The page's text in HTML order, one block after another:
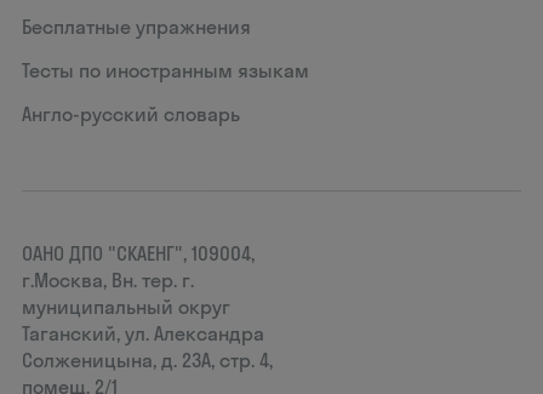
Бесплатные упражнения
Тесты по иностранным языкам
Англо-русский словарь
ОАНО ДПО "СКАЕНГ", 109004,
г.Москва, Вн. тер. г.
муниципальный округ
Таганский, ул. Александра
Солженицына, д. 23А, стр. 4,
помещ. 2/1